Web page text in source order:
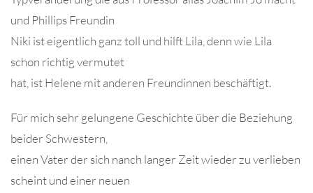
und Phillips Freundin
Niki ist eigentlich ganz toll und hilft Lila, denn wie Lila
schon richtig vermutet
hat, ist Helene mit anderen Freundinnen beschäftigt.
Für mich sehr gelungene Geschichte über die Beziehung
beider Schwestern,
einen Vater der sich nanch langer Zeit wieder zu verlieben
scheint und einer neuen